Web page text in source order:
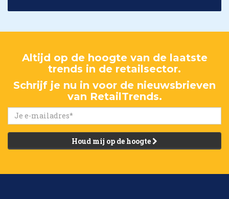
Altijd op de hoogte van de laatste
trends in de retailsector.
Schrijf je nu in voor de nieuwsbrieven
van RetailTrends.
Houd mij op de hoogte